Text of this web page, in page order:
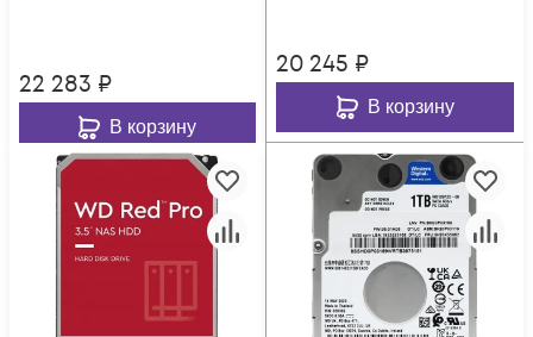
22 283 ₽
В корзину
20 245 ₽
В корзину